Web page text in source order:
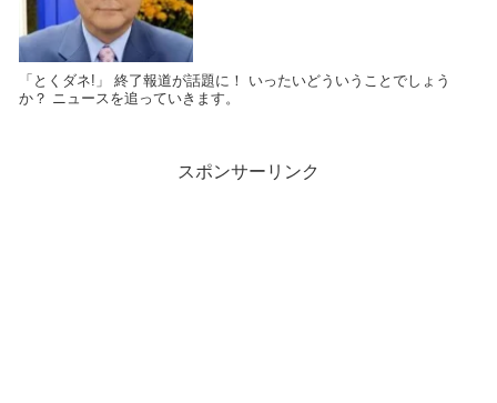
「とくダネ!」 終了報道が話題に！ いったいどういうことでしょう
か？ ニュースを追っていきます。
スポンサーリンク